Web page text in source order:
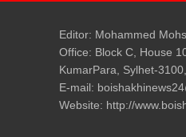
Editor: Mohammed
Office: Block C, House
KumarPara, Sylhet-
E-mail:
Website: http://